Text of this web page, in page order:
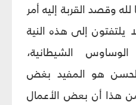
وقصد القربة إليه أمر
يلتفتون إلى هذه النية
الشيطانية،
هو المفيد بغض
من هذا أن بعض الأعمال